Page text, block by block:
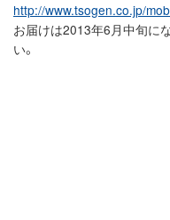
http://www.tsogen.co.jp/
お届けは2013年6月中旬に
い。